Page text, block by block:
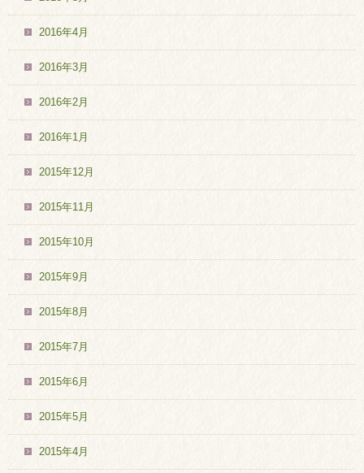
2016年4月
2016年3月
2016年2月
2016年1月
2015年12月
2015年11月
2015年10月
2015年9月
2015年8月
2015年7月
2015年6月
2015年5月
2015年4月